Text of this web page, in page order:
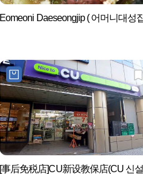
Eomeoni Daeseongjip ( 어머니대성
[事后免税店]CU新设教保店(CU 신